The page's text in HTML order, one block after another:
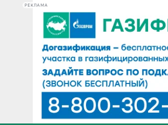
РЕКЛАМА